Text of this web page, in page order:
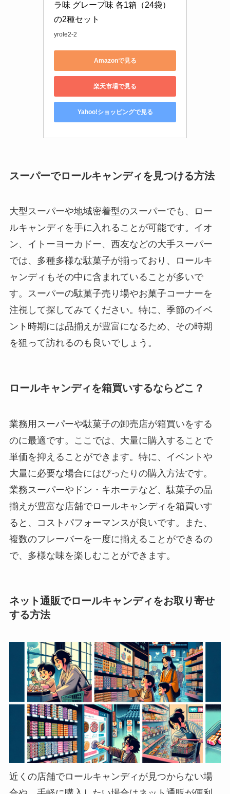
ラ味 グレープ味 各1箱（24袋）
の2種セット
yrole2-2
Amazonで見る
楽天市場で見る
Yahoo!ショッピングで見る
スーパーでロールキャンディを見つける方法
大型スーパーや地域密着型のスーパーでも、ロー
ルキャンディを手に入れることが可能です。イオ
ン、イトーヨーカドー、西友などの大手スーパー
では、多種多様な駄菓子が揃っており、ロールキ
ャンディもその中に含まれていることが多いで
す。スーパーの駄菓子売り場やお菓子コーナーを
注視して探してみてください。特に、季節のイベ
ント時期には品揃えが豊富になるため、その時期
を狙って訪れるのも良いでしょう。
ロールキャンディを箱買いするならどこ？
業務用スーパーや駄菓子の卸売店が箱買いをする
のに最適です。ここでは、大量に購入することで
単価を抑えることができます。特に、イベントや
大量に必要な場合にはぴったりの購入方法です。
業務スーパーやドン・キホーテなど、駄菓子の品
揃えが豊富な店舗でロールキャンディを箱買いす
ると、コストパフォーマンスが良いです。また、
複数のフレーバーを一度に揃えることができるの
で、多様な味を楽しむことができます。
ネット通販でロールキャンディをお取り寄せ
する方法
近くの店舗でロールキャンディが見つからない場